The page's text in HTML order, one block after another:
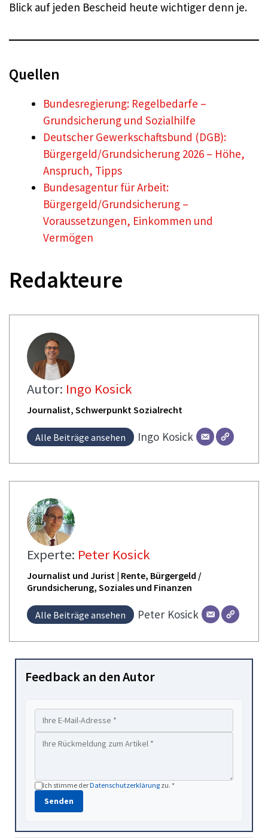
Blick auf jeden Bescheid heute wichtiger denn je.
Quellen
Bundesregierung: Regelbedarfe –
Grundsicherung und Sozialhilfe
Deutscher Gewerkschaftsbund (DGB):
Bürgergeld/Grundsicherung 2026 – Höhe,
Anspruch, Tipps
Bundesagentur für Arbeit:
Bürgergeld/Grundsicherung –
Voraussetzungen, Einkommen und
Vermögen
Redakteure
Autor: Ingo Kosick
Journalist, Schwerpunkt Sozialrecht
Alle Beiträge ansehen Ingo Kosick
Experte: Peter Kosick
Journalist und Jurist | Rente, Bürgergeld /
Grundsicherung, Soziales und Finanzen
Alle Beiträge ansehen Peter Kosick
Feedback an den Autor
Ich stimme derDatenschutzerklärung zu. *
Senden